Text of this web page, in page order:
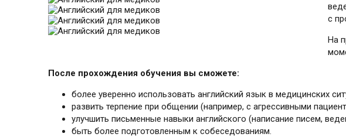
с
На
После прохождения обучения вы сможете:
более уверенно использовать английский язык в медицинских
развить терпение при общении (например, с агрессивными
улучшить письменные навыки английского (написание писем,
быть более подготовленным к собеседованиям.